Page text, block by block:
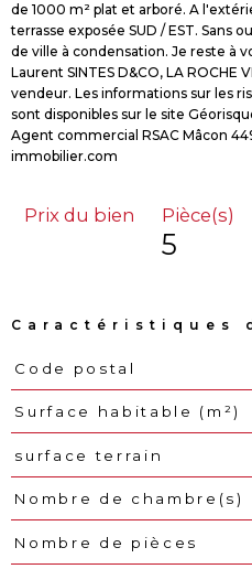
de 1000 m² plat et arboré. A
terrasse exposée SUD / EST. Sans
de ville à condensation. Je reste à
Laurent SINTES D&CO, LA ROCHE
vendeur. Les informations sur les
sont disponibles sur le site
Agent commercial RSAC Mâcon
Prix du bien Pièce(s)
5
Caractéristiques
Caractéristiques Valeurs
Code postal
Surface habitable (m²)
surface terrain
Nombre de chambre(s)
Nombre de pièces